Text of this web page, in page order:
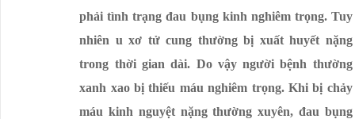
phải tình trạng đau bụng kinh nghiêm trọng. Tuy
nhiên u xơ tử cung thường bị xuất huyết nặng
trong thời gian dài. Do vậy người bệnh thường
xanh xao bị thiếu máu nghiêm trọng. Khi bị chảy
máu kinh nguyệt nặng thường xuyên, đau bụng